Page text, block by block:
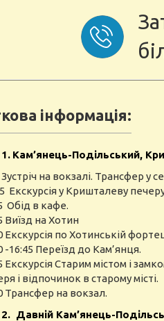
інформація:
Кам’янець-Подільський,
на вокзалі. Трансфер у
Екскурсія у Кришталеву
Обід в кафе.
Виїзд на Хотин
Екскурсія по Хотинській
-16:45 Переїзд до Кам’янця.
Екскурсія Старим містом і
і відпочинок в старому місті.
Трансфер на вокзал.
Давній Кам’янець-